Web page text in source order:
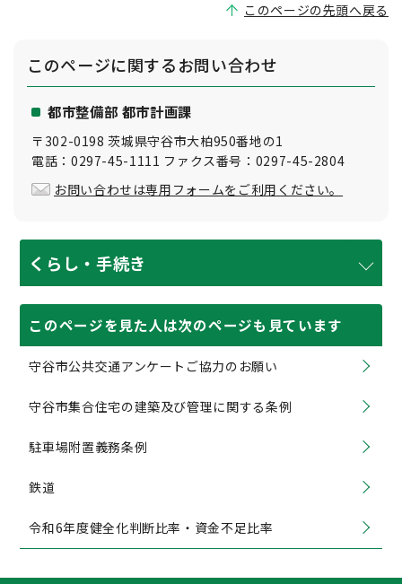
このページの先頭へ戻る
このページに関するお問い合わせ
都市整備部 都市計画課
〒302-0198 茨城県守谷市大柏950番地の1
電話：0297-45-1111 ファクス番号：0297-45-2804
お問い合わせは専用フォームをご利用ください。
くらし・手続き
このページを見た人は次のページも見ています
守谷市公共交通アンケートご協力のお願い
守谷市集合住宅の建築及び管理に関する条例
駐車場附置義務条例
鉄道
令和6年度健全化判断比率・資金不足比率